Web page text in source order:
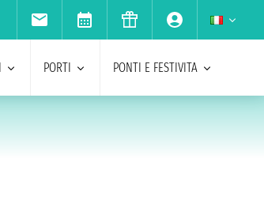
PORTI PONTI E FESTIVITA